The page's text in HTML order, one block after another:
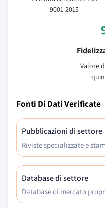
9001-2015
Valore
Fonti Di Dati Verificate
Pubblicazioni di settore
Riviste specializzate e
Database di settore
Database di mercato